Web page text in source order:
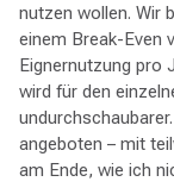
nutzen wollen. Wir
einem Break-Even
Eignernutzung pro
wird für den
angeboten – mit
am Ende, wie ich